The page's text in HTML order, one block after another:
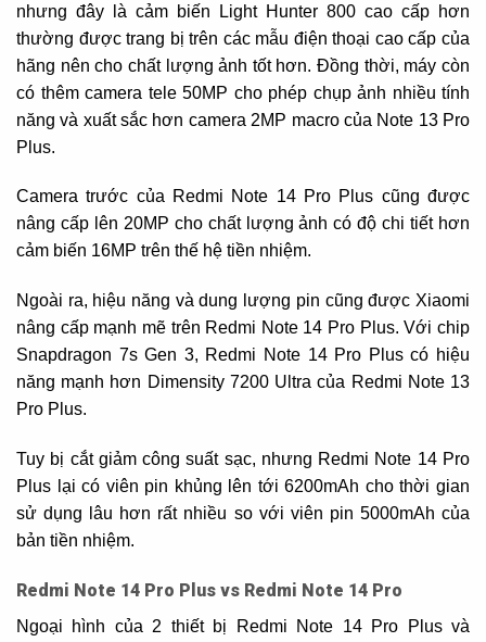
nhưng đây là cảm biến Light Hunter 800 cao cấp hơn
thường được trang bị trên các mẫu điện thoại cao cấp của
hãng nên cho chất lượng ảnh tốt hơn. Đồng thời, máy còn
có thêm camera tele 50MP cho phép chụp ảnh nhiều tính
năng và xuất sắc hơn camera 2MP macro của Note 13 Pro
Plus.
Camera trước của Redmi Note 14 Pro Plus cũng được
nâng cấp lên 20MP cho chất lượng ảnh có độ chi tiết hơn
cảm biến 16MP trên thế hệ tiền nhiệm.
Ngoài ra, hiệu năng và dung lượng pin cũng được Xiaomi
nâng cấp mạnh mẽ trên Redmi Note 14 Pro Plus. Với chip
Snapdragon 7s Gen 3, Redmi Note 14 Pro Plus có hiệu
năng mạnh hơn Dimensity 7200 Ultra của Redmi Note 13
Pro Plus.
Tuy bị cắt giảm công suất sạc, nhưng Redmi Note 14 Pro
Plus lại có viên pin khủng lên tới 6200mAh cho thời gian
sử dụng lâu hơn rất nhiều so với viên pin 5000mAh của
bản tiền nhiệm.
Redmi Note 14 Pro Plus vs Redmi Note 14 Pro
Ngoại hình của 2 thiết bị Redmi Note 14 Pro Plus và